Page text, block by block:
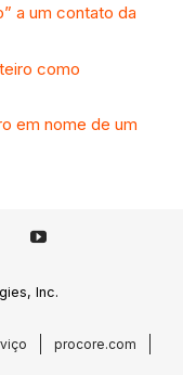
a um contato da
como
em nome de um
Inc.
procore.com